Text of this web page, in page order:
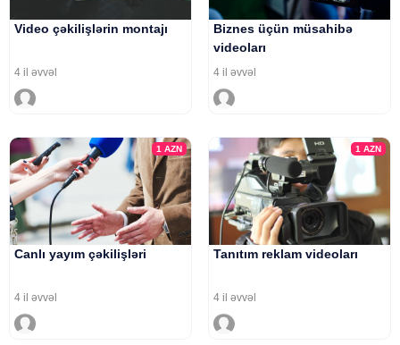
Video çəkilişlərin montajı
4 il əvvəl
Biznes üçün müsahibə
videoları
4 il əvvəl
1AZN
Canlı yayım çəkilişləri
4 il əvvəl
1 AZN
Tanıtım reklam videoları
4 il əvvəl